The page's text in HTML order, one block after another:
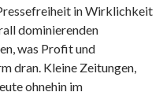
in Wirklichkeit
dominierenden
was Profit und
dran. Kleine Zeitungen,
ohnehin im